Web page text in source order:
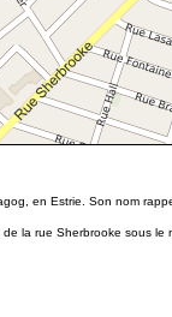
en Estrie. Son nom
la rue Sherbrooke sous le